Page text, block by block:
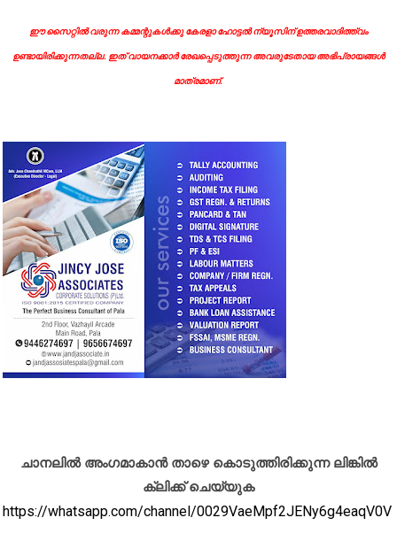
ഈ സൈറ്റിൽ വരുന്ന കമ്മന്റുകൾക്കു കേരളാ ഹോട്ടൽ ന്യൂസിന് ഉത്തരവാദിത്ത്വം
ഉണ്ടായിരിക്കുന്നതല്ല. ഇത് വായനക്കാർ രേഖപ്പെടുത്തുന്ന അവരുടേതായ അഭിപ്രായങ്ങൾ
മാത്രമാണ്.
ചാനലിൽ അംഗമാകാൻ താഴെ കൊടുത്തിരിക്കുന്ന ലിങ്കിൽ
ക്ലിക്ക് ചെയ്യുക
https://whatsapp.com/channel/0029VaeMpf2JENy6g4eaqV0V